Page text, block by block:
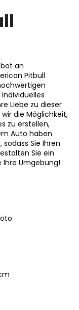
an
Pitbull
Liebe zu dieser
die Möglichkeit,
zu erstellen,
Auto haben
Sie Ihren
Sie ein
Ihre Umgebung!